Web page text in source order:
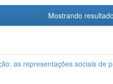
Mostrando
as representações sociais de